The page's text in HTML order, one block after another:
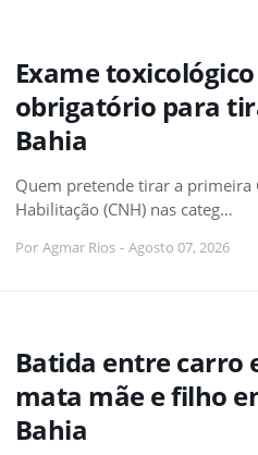
Exame
obrigatório para
Bahia
Quem pretende tirar a primeira
Habilitação (CNH) nas categ…
Por Agmar Rios - Agosto 07, 2026
Batida entre carro
mata mãe e filho
Bahia